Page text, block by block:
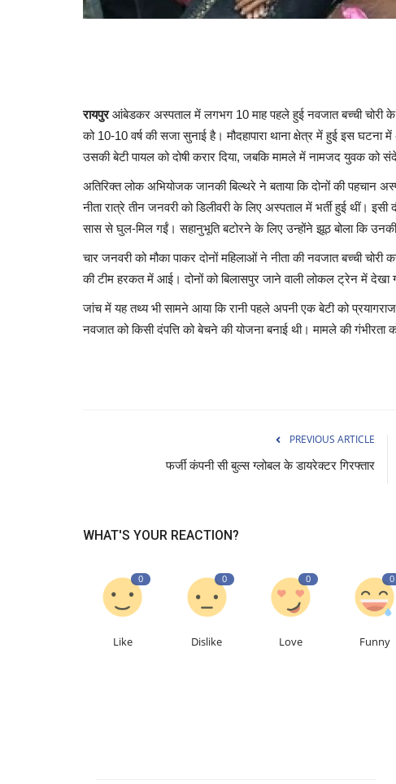
रायपुरआंबेडकर अस्पताल में लगभग 10 माह पहले हुई नवजात बच्ची
को 10-10 वर्ष की सजा सुनाई है। मौदहापारा थाना क्षेत्र में हुई इस
उसकी बेटी पायल को दोषी करार दिया, जबकि मामले में नामजद युवक को
अतिरिक्त लोक अभियोजक जानकी बिल्थरे ने बताया कि दोनों की पहचान
नीता रात्रे तीन जनवरी को डिलीवरी के लिए अस्पताल में भर्ती हुई थीं।
सास से घुल-मिल गईं। सहानुभूति बटोरने के लिए उन्होंने झूठ बोला कि
चार जनवरी को मौका पाकर दोनों महिलाओं ने नीता की नवजात बच्ची चोरी
की टीम हरकत में आई। दोनों को बिलासपुर जाने वाली लोकल ट्रेन में
जांच में यह तथ्य भी सामने आया कि रानी पहले अपनी एक बेटी को
नवजात को किसी दंपत्ति को बेचने की योजना बनाई थी। मामले की
PREVIOUS ARTICLE
फर्जी कंपनी सी बुल्स ग्लोबल के डायरेक्टर गिरफ्तार
WHAT'S YOUR REACTION?
0
Like
0
Dislike
0
Love
0
Funny